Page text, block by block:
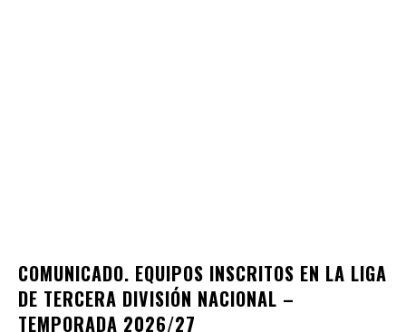
COMUNICADO. EQUIPOS INSCRITOS EN LA LIGA
DE TERCERA DIVISIÓN NACIONAL –
TEMPORADA 2026/27